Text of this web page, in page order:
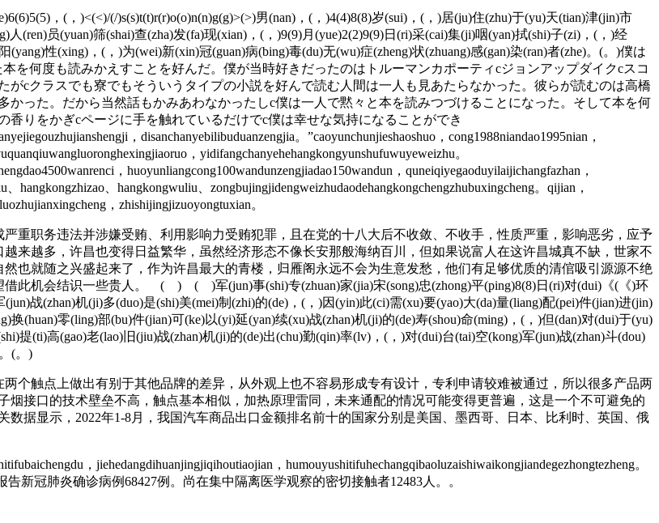
，(，)<(<)/(/)s(s)t(t)r(r)o(o)n(n)g(g)>(>)男(nan)，(，)4(4)8(8)岁(sui)，(，)居(ju)住(zhu)于(yu)天(tian)津(jin)市
(ren)员(yuan)筛(shai)查(zha)发(fa)现(xian)，(，)9(9)月(yue)2(2)9(9)日(ri)采(cai)集(ji)咽(yan)拭(shi)子(zi)，(，)经
性(xing)，(，)为(wei)新(xin)冠(guan)病(bing)毒(du)无(wu)症(zheng)状(zhuang)感(gan)染(ran)者(zhe)。(。)僕は
を何度も読みかえすことを好んだ。僕が当時好きだったのはトルーマンカポーティcジョンアップダイクcスコ
cクラスでも寮でもそういうタイプの小説を好んで読む人間は一人も見あたらなかった。彼らが読むのは高橋
った。だから当然話もかみあわなかったしc僕は一人で黙々と本を読みつづけることになった。そして本を何
りをかぎcページに手を触れているだけでc僕は幸せな気持になることができ
，disanchanyebilibuduanzengjia。”caoyunchunjieshaoshuo，cong1988niandao1995nian，
，yidifangchanyehehangkongyunshufuwuyeweizhu。
，huoyunliangcong100wandunzengjiadao150wandun，quneiqiyegaoduyilaijichangfazhan，
hangkongzhizao、hangkongwuliu、zongbujingjidengweizhudaodehangkongchengzhubuxingcheng。qijian，
，zhishijingjizuoyongtuxian。
职务违法并涉嫌受贿、利用影响力受贿犯罪，且在党的十八大后不收敛、不收手，性质严重，影响恶劣，应予
越多，许昌也变得日益繁华，虽然经济形态不像长安那般海纳百川，但如果说富人在这许昌城真不缺，世家不
也就随之兴盛起来了，作为许昌最大的青楼，归雁阁永远不会为生意发愁，他们有足够优质的清倌吸引源源不绝
此机会结识一些贵人。 ( ) ( )军(jun)事(shi)专(zhuan)家(jia)宋(song)忠(zhong)平(ping)8(8)日(ri)对(dui)《(《)环
战(zhan)机(ji)多(duo)是(shi)美(mei)制(zhi)的(de)，(，)因(yin)此(ci)需(xu)要(yao)大(da)量(liang)配(pei)件(jian)进(jin)
(huan)零(ling)部(bu)件(jian)可(ke)以(yi)延(yan)续(xu)战(zhan)机(ji)的(de)寿(shou)命(ming)，(，)但(dan)对(dui)于(yu)
提(ti)高(gao)老(lao)旧(jiu)战(zhan)机(ji)的(de)出(chu)勤(qin)率(lv)，(，)对(dui)台(tai)空(kong)军(jun)战(zhan)斗(dou)
(。)
触点上做出有别于其他品牌的差异，从外观上也不容易形成专有设计，专利申请较难被通过，所以很多产品两
接口的技术壁垒不高，触点基本相似，加热原理雷同，未来通配的情况可能变得更普遍，这是一个不可避免的
显示，2022年1-8月，我国汽车商品出口金额排名前十的国家分别是美国、墨西哥、日本、比利时、英国、俄
，jiehedangdihuanjingjiqihoutiaojian，humouyushitifuhechangqibaoluzaishiwaikongjiandegezhongtezheng。
新冠肺炎确诊病例68427例。尚在集中隔离医学观察的密切接触者12483人。。